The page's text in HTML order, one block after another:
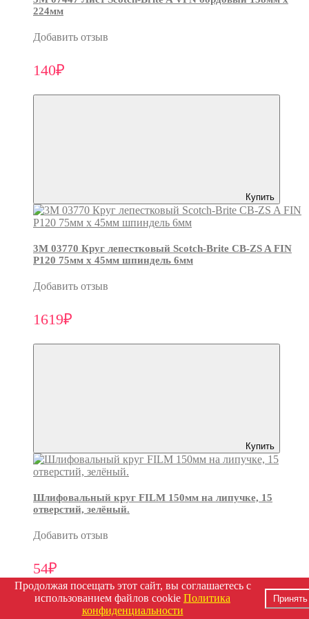
224мм
Добавить отзыв
140₽
Купить
3М 03770 Круг лепестковый Scotch-Brite CB-ZS A FIN
P120 75мм х 45мм шпиндель 6мм
Добавить отзыв
1619₽
Купить
Шлифовальный круг FILM 150мм на липучке, 15
отверстий, зелёный.
Добавить отзыв
54₽
Продолжая посещать этот сайт, вы соглашаетесь с
использованием файлов cookie Политика
конфиденциальности
Принять